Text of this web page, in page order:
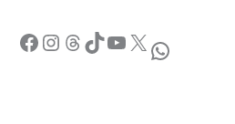
Facebook Instagram Threads TikTok YouTube X WhatsApp